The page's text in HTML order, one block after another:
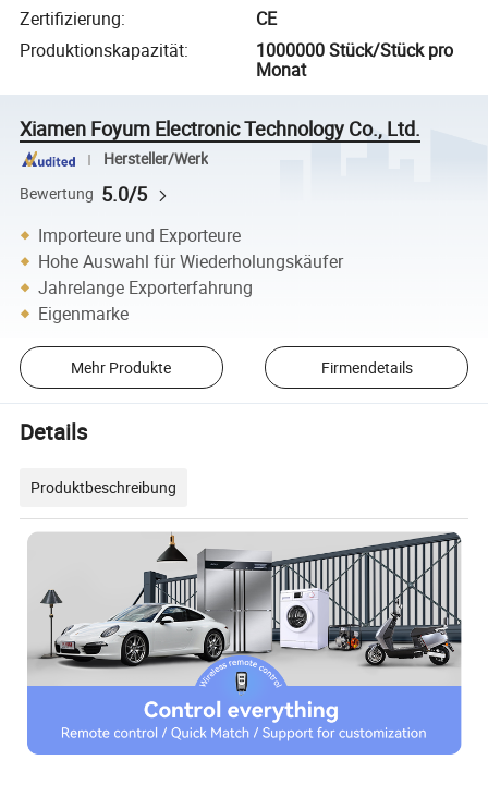
Zertifizierung:
CE
Produktionskapazität:
1000000 Stück/Stück pro
Monat
Xiamen Foyum Electronic Technology Co., Ltd.
Hersteller/Werk
Bewertung 5.0/5
Importeure und Exporteure
Hohe Auswahl für Wiederholungskäufer
Jahrelange Exporterfahrung
Eigenmarke
Mehr Produkte Firmendetails
Details
Produktbeschreibung